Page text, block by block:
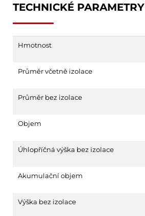
TECHNICKÉ PARAMETRY
Hmotnost
Průměr včetně izolace
Průměr bez izolace
Objem
Úhlopříčná výška bez izolace
Akumulační objem
Výška bez izolace